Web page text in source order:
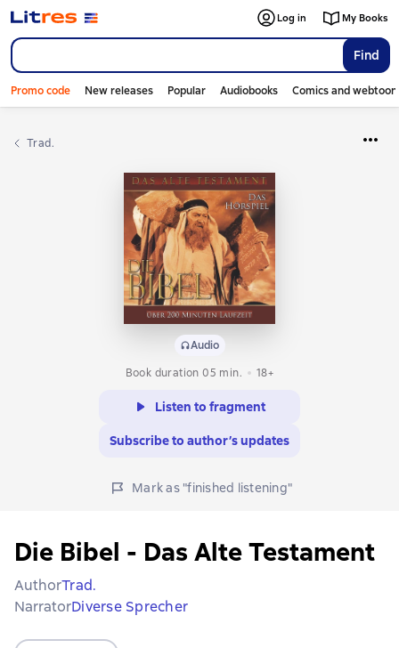
Find
Log in My Books
Promo code New releases Popular Audiobooks Comics and
Trad.
Audio
Book duration 05 min.
18+
Listen to fragment
Subscribe to author’s updates
Mark as "finished listening"
Die Bibel - Das Alte Testament
AuthorTrad.
NarratorDiverse Sprecher